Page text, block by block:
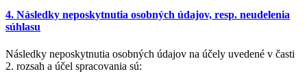
4. Následky neposkytnutia osobných údajov, resp. neudelenia
súhlasu
Následky neposkytnutia osobných údajov na účely uvedené v časti
2. rozsah a účel spracovania sú: